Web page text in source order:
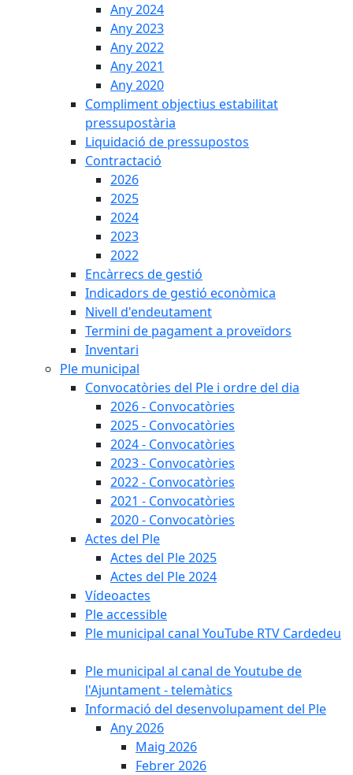
Any 2024
Any 2023
Any 2022
Any 2021
Any 2020
Compliment objectius estabilitat
pressupostària
Liquidació de pressupostos
Contractació
2026
2025
2024
2023
2022
Encàrrecs de gestió
Indicadors de gestió econòmica
Nivell d'endeutament
Termini de pagament a proveïdors
Inventari
Ple municipal
Convocatòries del Ple i ordre del dia
2026 - Convocatòries
2025 - Convocatòries
2024 - Convocatòries
2023 - Convocatòries
2022 - Convocatòries
2021 - Convocatòries
2020 - Convocatòries
Actes del Ple
Actes del Ple 2025
Actes del Ple 2024
Vídeoactes
Ple accessible
Ple municipal canal YouTube RTV Cardedeu
Ple municipal al canal de Youtube de
l'Ajuntament - telemàtics
Informació del desenvolupament del Ple
Any 2026
Maig 2026
Febrer 2026